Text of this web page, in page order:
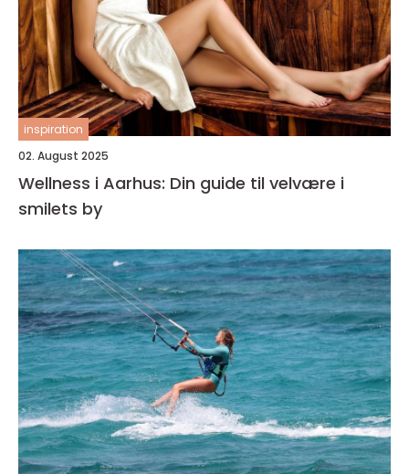
inspiration
02. August 2025
Wellness i Aarhus: Din guide til velvære i
smilets by